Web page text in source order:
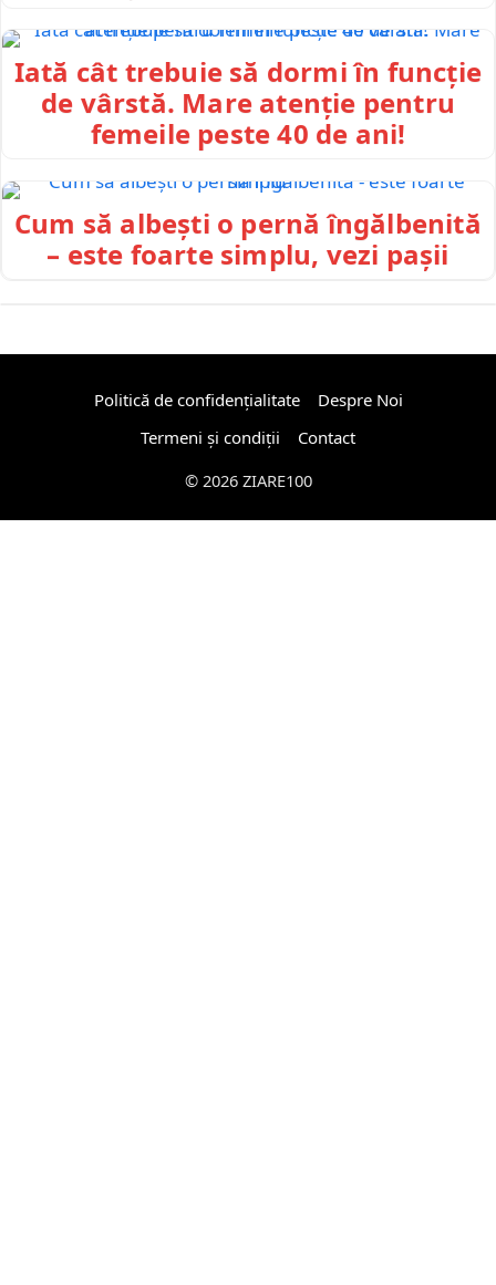
Iată cât trebuie să dormi în funcție
de vârstă. Mare atenție pentru
femeile peste 40 de ani!
Cum să albești o pernă îngălbenită
– este foarte simplu, vezi pașii
Politică de confidențialitate
Despre Noi
Termeni și condiții
Contact
© 2026 ZIARE100